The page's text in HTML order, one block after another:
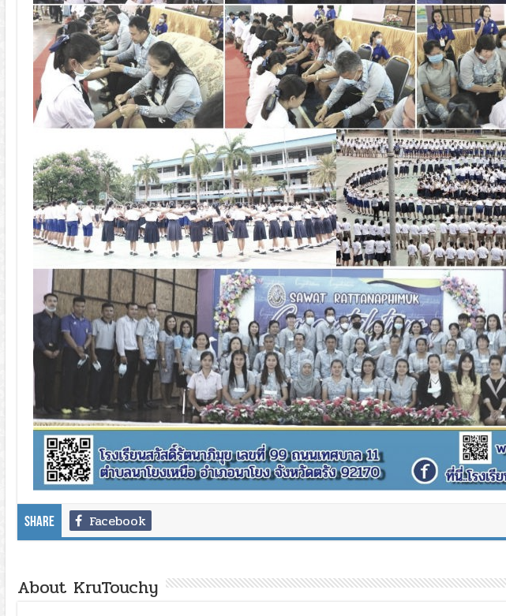
Share Facebook
About KruTouchy